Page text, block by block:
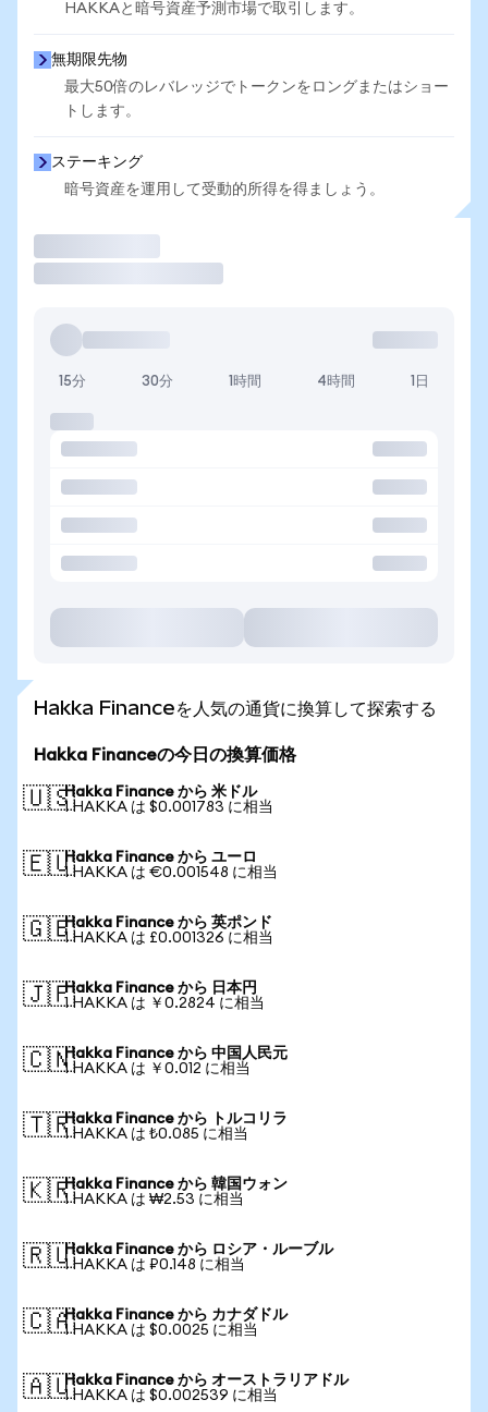
HAKKAと暗号資産予測市場で取引します。
無期限先物
最大50倍のレバレッジでトークンをロングまたはショー
トします。
ステーキング
暗号資産を運用して受動的所得を得ましょう。
15分 30分 1時間 4時間 1日
Hakka Financeを人気の通貨に換算して探索する
Hakka Financeの今日の換算価格
🇺🇸Hakka Finance から 米ドル
1 HAKKA は $0.001783 に相当
🇪🇺Hakka Finance から ユーロ
1 HAKKA は €0.001548 に相当
🇬🇧Hakka Finance から 英ポンド
1 HAKKA は £0.001326 に相当
🇯🇵Hakka Finance から 日本円
1 HAKKA は ￥0.2824 に相当
🇨🇳Hakka Finance から 中国人民元
1 HAKKA は ￥0.012 に相当
🇹🇷Hakka Finance から トルコリラ
1 HAKKA は ₺0.085 に相当
🇰🇷Hakka Finance から 韓国ウォン
1 HAKKA は ₩2.53 に相当
🇷🇺Hakka Finance から ロシア・ルーブル
1 HAKKA は ₽0.148 に相当
🇨🇦Hakka Finance から カナダドル
1 HAKKA は $0.0025 に相当
🇦🇺Hakka Finance から オーストラリアドル
1 HAKKA は $0.002539 に相当